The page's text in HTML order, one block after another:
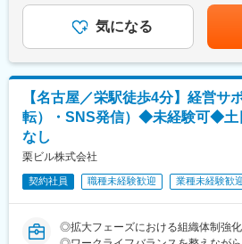
ゼネラリスト志向を掲げる当社では
が求められます。自
身の担当領域のみに限定することな
心・好奇心を持ち、成
長に繋がる仕事がしたい方におすすめ
また、
秘書課は現在2名が在籍しております。
■企業について：
日本オリベッティ社出身の創業者が
の内装事業からス
タートし、その後商業施設全体の計
・名刺管理および関係者情報の整理
・季節挨拶の手配
■配属部署
社長室 2名所属
これまでの開発実績や業績が認めら
して経営における体制強化をしていま
ただけるメンバーを追加募集してい
考を通じて上下する可能性がありま
めた表記です。
気になる
【名古屋／栄駅徒歩4分】経営サ
転）・SNS発信）◆未経験可◆
なし
栗ビル株式会社
契約社員 職種未経験歓迎 業種未経験歓
◎拡大フェーズにおける組織体制強化